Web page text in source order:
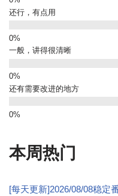
还行，有点用
一般，讲得很清晰
还有需要改进的地方
本周热门
[每天更新]2026/08/08稳定